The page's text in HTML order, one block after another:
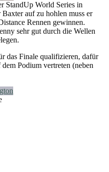
StandUp World Series in
auf zu hohlen muss er
Rennen gewinnen.
sehr gut durch die Wellen
das Finale qualifizieren, dafür
Podium vertreten (neben